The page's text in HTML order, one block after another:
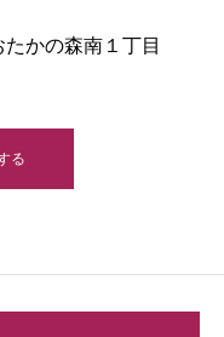
かの森南１丁目
る